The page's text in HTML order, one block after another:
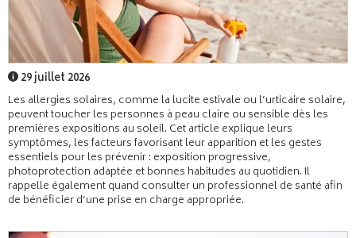
29 juillet 2026
Les allergies solaires, comme la lucite estivale ou l’urticaire solaire,
peuvent toucher les personnes à peau claire ou sensible dès les
premières expositions au soleil. Cet article explique leurs
symptômes, les facteurs favorisant leur apparition et les gestes
essentiels pour les prévenir : exposition progressive,
photoprotection adaptée et bonnes habitudes au quotidien. Il
rappelle également quand consulter un professionnel de santé afin
de bénéficier d’une prise en charge appropriée.